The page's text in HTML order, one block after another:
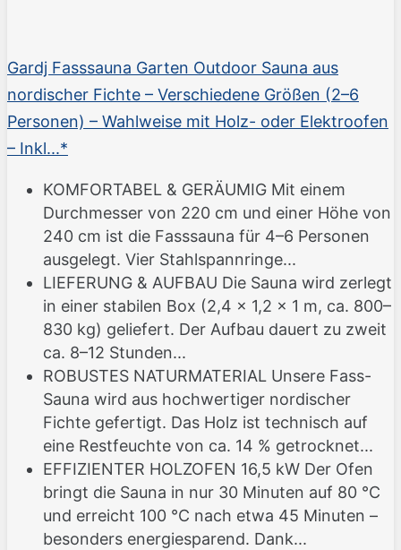
Gardj Fasssauna Garten Outdoor Sauna aus
nordischer Fichte – Verschiedene Größen (2–6
Personen) – Wahlweise mit Holz- oder Elektroofen
– Inkl...*
KOMFORTABEL & GERÄUMIG Mit einem
Durchmesser von 220 cm und einer Höhe von
240 cm ist die Fasssauna für 4–6 Personen
ausgelegt. Vier Stahlspannringe...
LIEFERUNG & AUFBAU Die Sauna wird zerlegt
in einer stabilen Box (2,4 × 1,2 × 1 m, ca. 800–
830 kg) geliefert. Der Aufbau dauert zu zweit
ca. 8–12 Stunden...
ROBUSTES NATURMATERIAL Unsere Fass-
Sauna wird aus hochwertiger nordischer
Fichte gefertigt. Das Holz ist technisch auf
eine Restfeuchte von ca. 14 % getrocknet...
EFFIZIENTER HOLZOFEN 16,5 kW Der Ofen
bringt die Sauna in nur 30 Minuten auf 80 °C
und erreicht 100 °C nach etwa 45 Minuten –
besonders energiesparend. Dank...